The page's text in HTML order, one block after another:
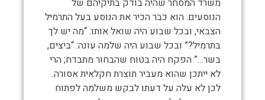
הנוסעים. הוא כבר הכיר את הנוסע בעל התרמיל
הצבאי, ובכל שבוע היה שואל אותו: “מה יש לך
בתרמיל?” ובכל שבוע היה שלמה עונה: “ביצים,
בשר…” הפקח היה בטוח שהבחור מתבדח; הרי
לא ייתכן שהוא מעביר תוצרת חקלאית אסורה.
לכן לא עלה על דעתו לבקש משלמה לפתוח